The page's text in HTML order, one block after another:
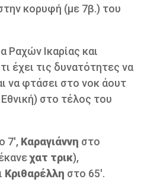
κορυφή (με 7β.) του
Ραχών Ικαρίας και
έχει τις δυνατότητες να
να φτάσει στο νοκ άουτ
στο τέλος του
7', Καραγιάννη στο
χατ τρικ),
Κριθαρέλλη στο 65'.